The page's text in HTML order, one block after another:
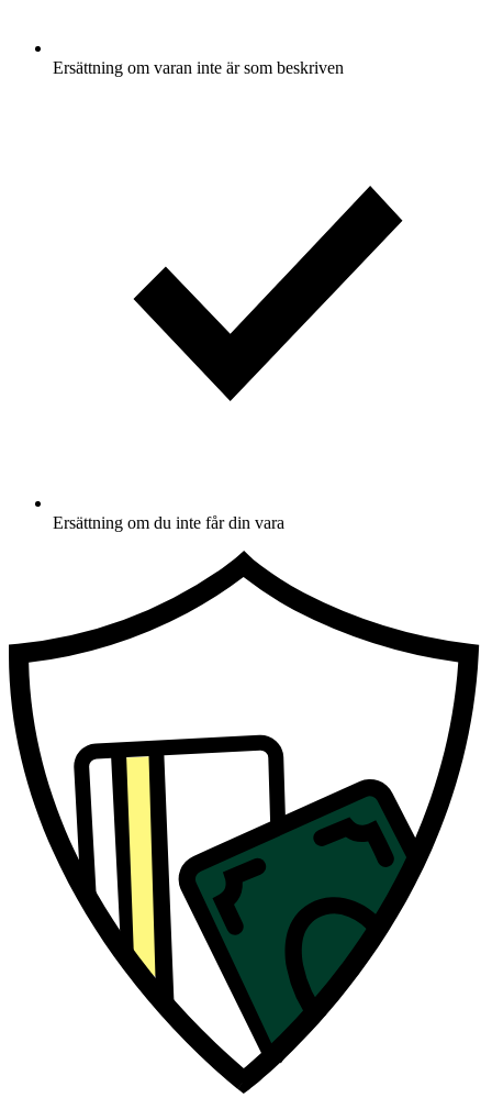
Ersättning om varan inte är som beskriven
Ersättning om du inte får din vara